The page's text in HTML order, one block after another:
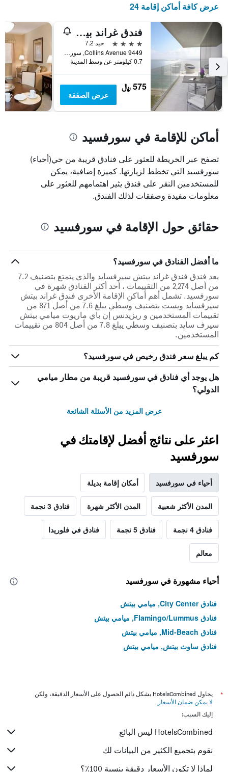
عرض كافة أماكن إقامة 24
فندق غراند بيتش سيرفسايد
4 نجوم
جيد 7.2
9449 Collins Avenue, سورفسيد, FL, الولايات المتحدة الأميريكية
0.7 كيلومتر عن وسط المدينة
575 ﷼
عرض الصفقة
أماكن للإقامة في سورفسيد
تصفح عبر الخريطة للعثور على فنادق قريبة من حي(أحياء)
سورفسيد التي تخطط لزيارتها. كميزة إضافية، يمكن
للمستخدمين النقر على فندق يثير اهتمامهم للعثور على
معلومات مفيدة وصفقات لذلك الفندق.
حقائق حول الإقامة في سورفسيد
ما أفضل الفنادق في سورفسيد؟
يعد فندق فندق غراند بيتش سيرفسايد والذي يتمتع بتصنيف 7.2
من أصل 2,274 من التقييمات ، أحد أكثر الفنادق شهرة في
سورفسيد. تشمل أهم أماكن الإقامة الأخرى فندق غراند بيتش
سيرفسايد ويست بتصنيف وسطي يبلغ 7.6 من أصل 871 من
تقييمات المستخدمين و ريزيدنس إن باي ماريوت ميامي بيتش
سيرف سايد بتصنيف وسطي يبلغ 7.8 من أصل 804 من تقييمات
المستخدمين.
كم يبلغ سعر فندق رخيص في سورفسيد؟
هل يوجد أي فنادق في سورفسيد قريبة من مطار ميامي
الدولي؟
عرض المزيد من الأسئلة الشائعة
اعثر على نتائج أفضل لإقامتك في
سورفسيد
أحياء في سورفسيد أمكان إقامة بديلة
المدن الأكثر شعبية المدن الأكثر شهرة فنادق 3 نجمة
فنادق 4 نجمة فنادق 5 نجمة فنادق في فلوريدا
معالم
أحياء مشهورة في سورفسيد
فنادق City Center, ميامي بيتش
فنادق Flamingo/Lummus, ميامي بيتش
فنادق Mid-Beach, ميامي بيتش
فنادق ساوث بيتش, ميامي بيتش
*
يحاول HotelsCombined بشكل دائم الحصول على الأسعار الدقيقة، ولكن
لا يمكن ضمان الأسعار .
إليك السبب:
HotelsCombined ليس البائع
نقوم بتجميع الكثير من البيانات لك
لماذا لا تكون الأسعار دقيقة بنسبة 100٪؟